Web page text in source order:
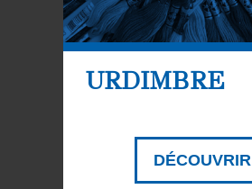
URDIMBRE
DÉCOUVRIR